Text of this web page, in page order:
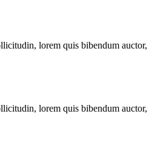
lorem quis bibendum
lorem quis bibendum